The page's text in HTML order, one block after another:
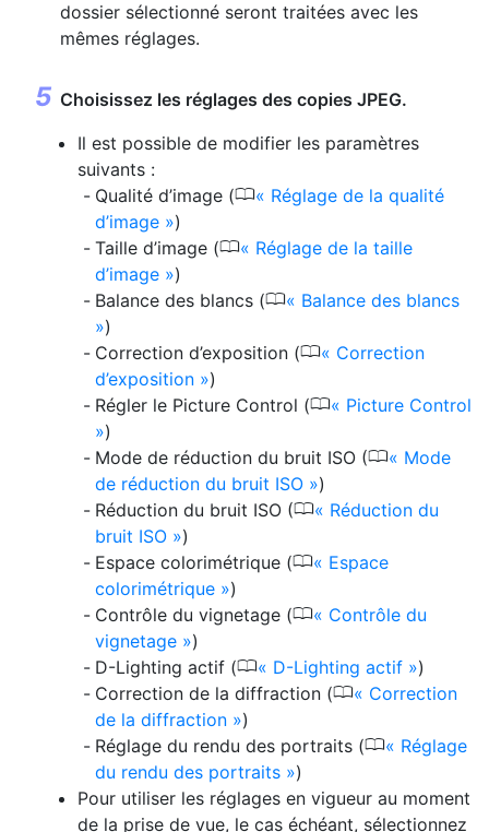
dossier sélectionné seront traitées avec les
mêmes réglages.
Choisissez les réglages des copies JPEG.
Il est possible de modifier les paramètres
suivants :
Qualité d’image (0
Réglage de la qualité
d’image
)
Taille d’image (0
Réglage de la taille
d’image
)
Balance des blancs (0
Balance des blancs
)
Correction d’exposition (0
Correction
d’exposition
)
Régler le Picture Control (0
Picture Control
)
Mode de réduction du bruit ISO (0
Mode
de réduction du bruit ISO
)
Réduction du bruit ISO (0
Réduction du
bruit ISO
)
Espace colorimétrique (0
Espace
colorimétrique
)
Contrôle du vignetage (0
Contrôle du
vignetage
)
D-Lighting actif (0 D-Lighting actif
)
Correction de la diffraction (0
Correction
de la diffraction
)
Réglage du rendu des portraits (0
Réglage
du rendu des portraits
)
Pour utiliser les réglages en vigueur au moment
de la prise de vue, le cas échéant, sélectionnez